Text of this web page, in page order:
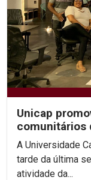
Unicap
comunitários
Jornada de...
A Universidade
tarde da última
atividade da...